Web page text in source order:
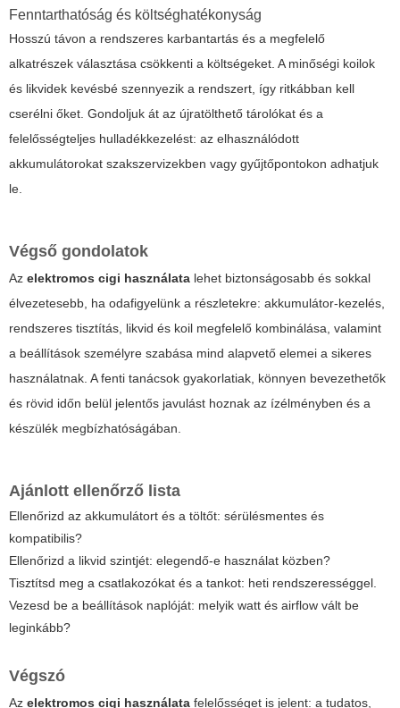
Fenntarthatóság és költséghatékonyság
Hosszú távon a rendszeres karbantartás és a megfelelő
alkatrészek választása csökkenti a költségeket. A minőségi koilok
és likvidek kevésbé szennyezik a rendszert, így ritkábban kell
cserélni őket. Gondoljuk át az újratölthető tárolókat és a
felelősségteljes hulladékkezelést: az elhasználódott
akkumulátorokat szakszervizekben vagy gyűjtőpontokon adhatjuk
le.
Végső gondolatok
Az elektromos cigi használata lehet biztonságosabb és sokkal
élvezetesebb, ha odafigyelünk a részletekre: akkumulátor-kezelés,
rendszeres tisztítás, likvid és koil megfelelő kombinálása, valamint
a beállítások személyre szabása mind alapvető elemei a sikeres
használatnak. A fenti tanácsok gyakorlatiak, könnyen bevezethetők
és rövid időn belül jelentős javulást hoznak az ízélményben és a
készülék megbízhatóságában.
Ajánlott ellenőrző lista
Ellenőrizd az akkumulátort és a töltőt: sérülésmentes és
kompatibilis?
Ellenőrizd a likvid szintjét: elegendő-e használat közben?
Tisztítsd meg a csatlakozókat és a tankot: heti rendszerességgel.
Vezesd be a beállítások naplóját: melyik watt és airflow vált be
leginkább?
Végszó
Az elektromos cigi használata felelősséget is jelent: a tudatos,